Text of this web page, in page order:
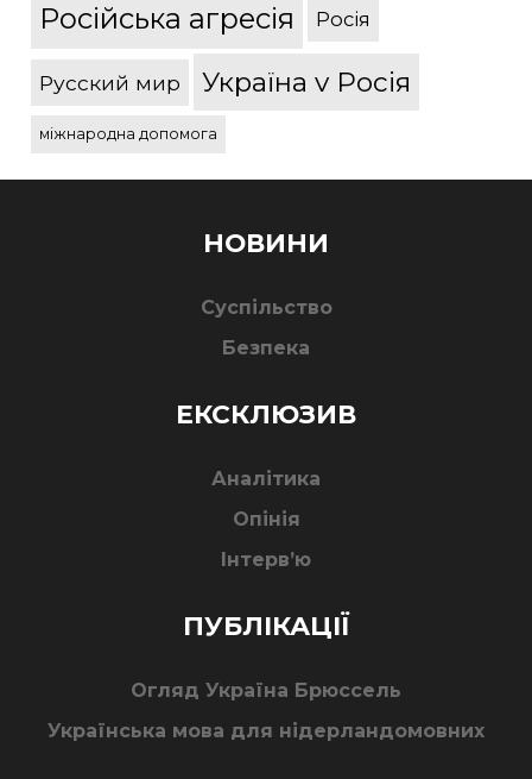
Російська агресія Росія
Русский мир Україна v Росія
міжнародна допомога
НОВИНИ
Суспільство
Безпека
ЕКСКЛЮЗИВ
Аналітика
Опінія
Інтерв’ю
ПУБЛІКАЦІЇ
Огляд Україна Брюссель
Українська мова для нідерландомовних